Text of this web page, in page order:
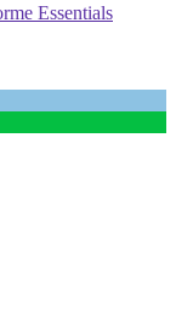
Essentials